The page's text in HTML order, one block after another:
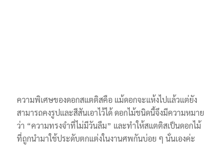
ความพิเศษของดอกสแตติสคือ แม้ดอกจะแห้งไปแล้วแต่ยัง
สามารถคงรูปและสีสันเอาไว้ได้ ดอกไม้ชนิดนี้จึงมีความหมาย
ว่า “ความทรงจำที่ไม่มีวันลืม” และทำให้สแตติสเป็นดอกไม้
ที่ถูกนำมาใช้ประดับตกแต่งในงานศพกันบ่อย ๆ นั่นเองค่ะ